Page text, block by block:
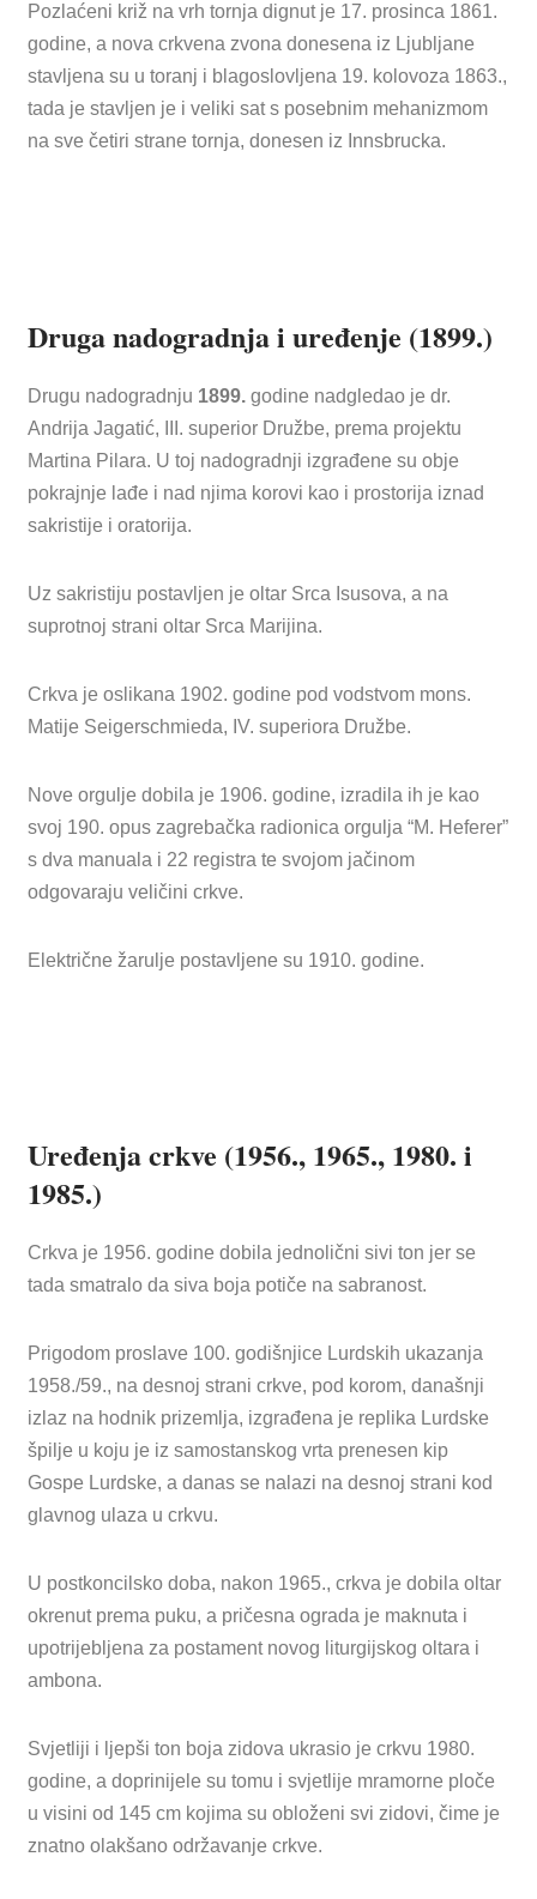
Pozlaćeni križ na vrh tornja dignut je 17. prosinca 1861.
godine, a nova crkvena zvona donesena iz Ljubljane
stavljena su u toranj i blagoslovljena 19. kolovoza 1863.,
tada je stavljen je i veliki sat s posebnim mehanizmom
na sve četiri strane tornja, donesen iz Innsbrucka.
Druga nadogradnja i uređenje (1899.)
Drugu nadogradnju 1899. godine nadgledao je dr.
Andrija Jagatić, III. superior Družbe, prema projektu
Martina Pilara. U toj nadogradnji izgrađene su obje
pokrajnje lađe i nad njima korovi kao i prostorija iznad
sakristije i oratorija.
Uz sakristiju postavljen je oltar Srca Isusova, a na
suprotnoj strani oltar Srca Marijina.
Crkva je oslikana 1902. godine pod vodstvom mons.
Matije Seigerschmieda, IV. superiora Družbe.
Nove orgulje dobila je 1906. godine, izradila ih je kao
svoj 190. opus zagrebačka radionica orgulja “M. Heferer”
s dva manuala i 22 registra te svojom jačinom
odgovaraju veličini crkve.
Električne žarulje postavljene su 1910. godine.
Uređenja crkve (1956., 1965., 1980. i
1985.)
Crkva je 1956. godine dobila jednolični sivi ton jer se
tada smatralo da siva boja potiče na sabranost.
Prigodom proslave 100. godišnjice Lurdskih ukazanja
1958./59., na desnoj strani crkve, pod korom, današnji
izlaz na hodnik prizemlja, izgrađena je replika Lurdske
špilje u koju je iz samostanskog vrta prenesen kip
Gospe Lurdske, a danas se nalazi na desnoj strani kod
glavnog ulaza u crkvu.
U postkoncilsko doba, nakon 1965., crkva je dobila oltar
okrenut prema puku, a pričesna ograda je maknuta i
upotrijebljena za postament novog liturgijskog oltara i
ambona.
Svjetliji i ljepši ton boja zidova ukrasio je crkvu 1980.
godine, a doprinijele su tomu i svjetlije mramorne ploče
u visini od 145 cm kojima su obloženi svi zidovi, čime je
znatno olakšano održavanje crkve.